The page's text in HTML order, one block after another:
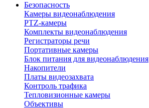
Безопасность
Камеры видеонаблюдения
PTZ-камеры
Комплекты видеонаблюдения
Регистраторы речи
Портативные камеры
Блок питания для видеонаблюдения
Накопители
Платы видеозахвата
Контроль трафика
Тепловизионные камеры
Объективы